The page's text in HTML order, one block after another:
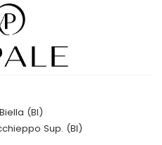
(BI)
Sup. (BI)